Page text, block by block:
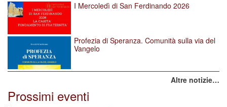
I Mercoledì di San Ferdinando 2026
Profezia di Speranza. Comunità sulla via del
Vangelo
Altre notizie…
Prossimi eventi